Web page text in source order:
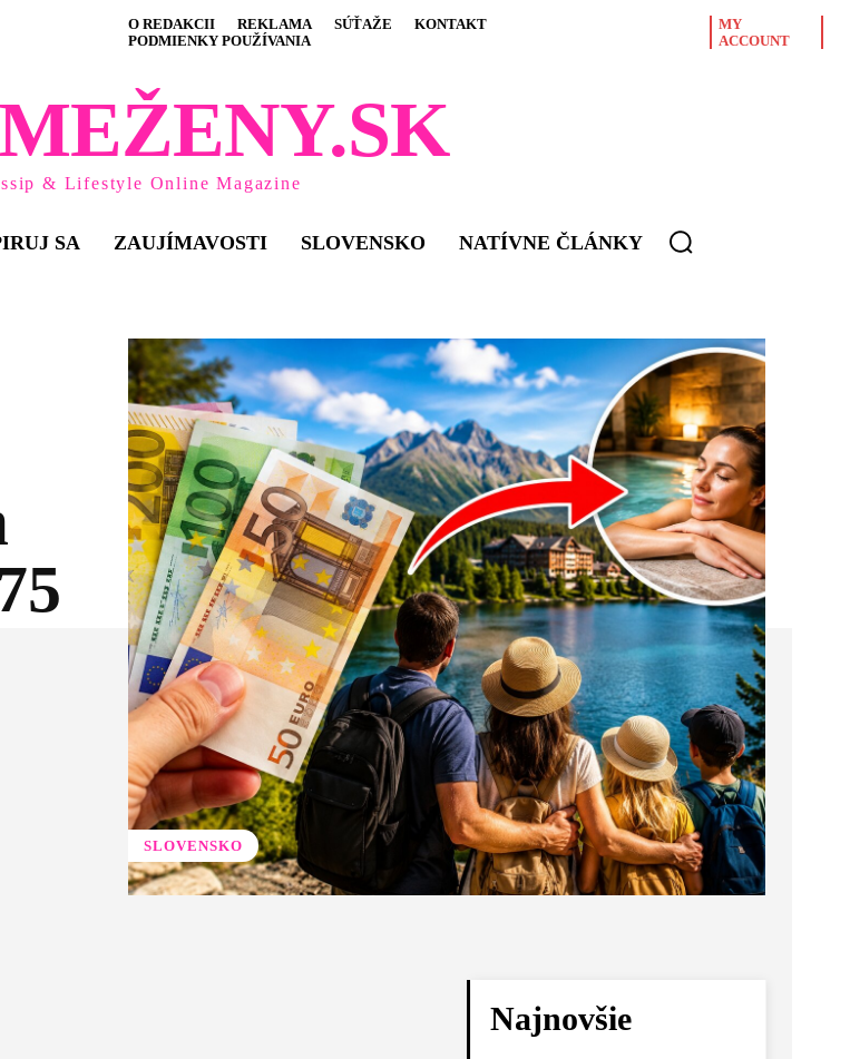
O REDAKCII REKLAMA SÚŤAŽE
KONTAKT
PODMIENKY POUŽÍVANIA
MY
ACCOUNT
& Lifestyle Online Magazine
SA ZAUJÍMAVOSTI SLOVENSKO NATÍVNE ČLÁNKY
SLOVENSKO
Najnovšie